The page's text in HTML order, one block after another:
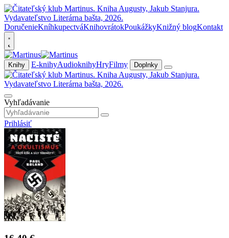
DoručenieKníhkupectváKnihovrátokPoukážkyKnižný blogKontakt
Knihy E-knihyAudioknihyHryFilmy Doplnky
Vyhľadávanie
Prihlásiť